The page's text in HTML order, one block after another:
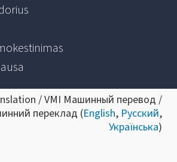
/ VMI Машинный перевод /
переклад (English, Русский,
Українська)